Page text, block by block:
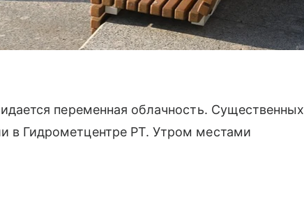
переменная облачность. Существенных
в Гидрометцентре РТ. Утром местами